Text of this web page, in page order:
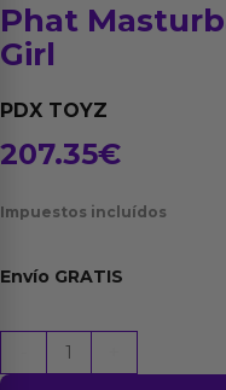
Phat
Girl
PDX TOYZ
207.35€
Impuestos incluídos
Envío GRATIS
Masturbador